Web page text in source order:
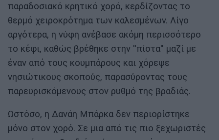
παραδοσιακό κρητικό χορό, κερδίζοντας το
θερμό χειροκρότημα των καλεσμένων. Λίγο
αργότερα, η νύφη ανέβασε ακόμη περισσότερο
το κέφι, καθώς βρέθηκε στην ''πίστα'' μαζί με
έναν από τους κουμπάρους και χόρεψε
νησιώτικους σκοπούς, παρασύροντας τους
παρευρισκόμενους στον ρυθμό της βραδιάς.
Ωστόσο, η Δανάη Μπάρκα δεν περιορίστηκε
μόνο στον χορό. Σε μια από τις πιο ξεχωριστές